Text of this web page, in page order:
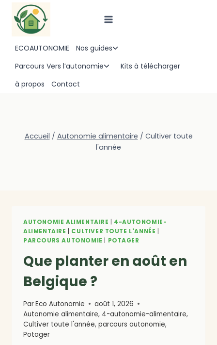
contenu
ECOAUTONOMIE Nos guides
le
Parcours Vers l’autonomie
Ouvrir/fermer
Kits à télécharger
à propos
Contact
Accueil / Autonomie alimentaire / Cultiver toute
l'année
AUTONOMIE ALIMENTAIRE
4-AUTONOMIE-
ALIMENTAIRE
CULTIVER TOUTE L'ANNÉE
PARCOURS AUTONOMIE
POTAGER
Que planter en août en
Belgique ?
ParEco Autonomie
août 1, 2026
Autonomie alimentaire, 4-autonomie-alimentaire,
Cultiver toute l'année, parcours autonomie,
Potager